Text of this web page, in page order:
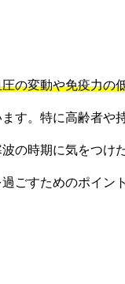
圧の変動や免疫力の
す。特に高齢者や
の時期に気をつけ
ごすためのポイン